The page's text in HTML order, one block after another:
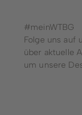
#meinWTBG
Folge uns auf
über aktuelle
um unsere